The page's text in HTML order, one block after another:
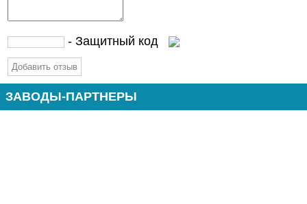
- Защитный код
ЗАВОДЫ-ПАРТНЕРЫ